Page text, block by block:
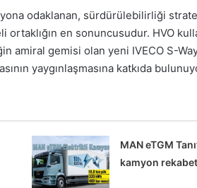
odaklanan, sürdürülebilirliği
en sonuncusudur. HVO
amiral gemisi olan yeni IVECO S-
yaygınlaşmasına katkıda
MAN eTGM
kamyon